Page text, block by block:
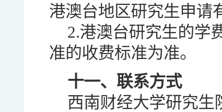
港澳台地区研究生申请
2.港澳台研究生的学
准的收费标准为准。
十一、联系方式
西南财经大学研究生